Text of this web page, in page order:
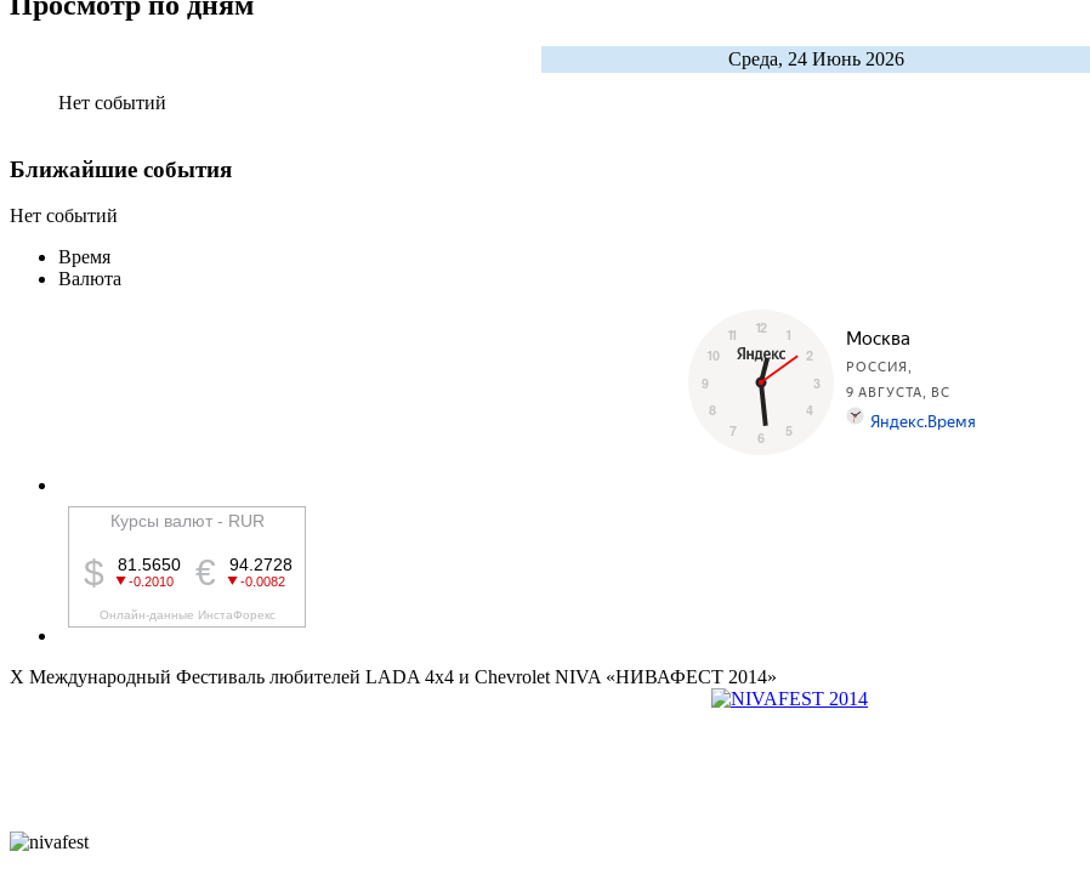
Среда, 24 Июнь 2026
Нет событий
Ближайшие события
Нет событий
Время
Валюта
X Международный Фестиваль любителей LADA 4x4 и Chevrolet NIVA «НИВАФЕСТ 2014»